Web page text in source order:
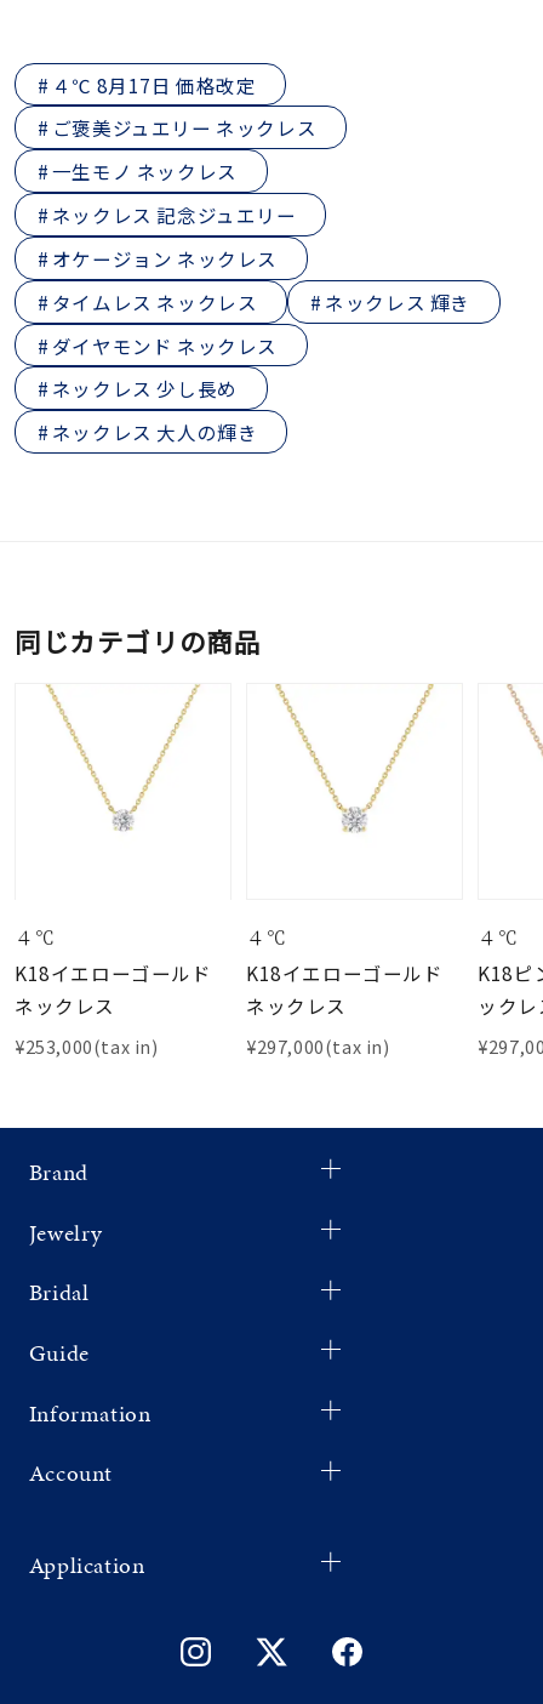
４℃ 8月17日 価格改定
ご褒美ジュエリー ネックレス
一生モノ ネックレス
ネックレス 記念ジュエリー
オケージョン ネックレス
タイムレス ネックレス
ネックレス 輝き
ダイヤモンド ネックレス
ネックレス 少し長め
ネックレス 大人の輝き
同じカテゴリの商品
４℃
K18イエローゴールド
ネックレス
¥253,000(tax in)
４℃
K18イエローゴールド
ネックレス
¥297,000(tax in)
４℃
K18ピ
ック
Brand
Jewelry
Bridal
Guide
Information
Account
Application